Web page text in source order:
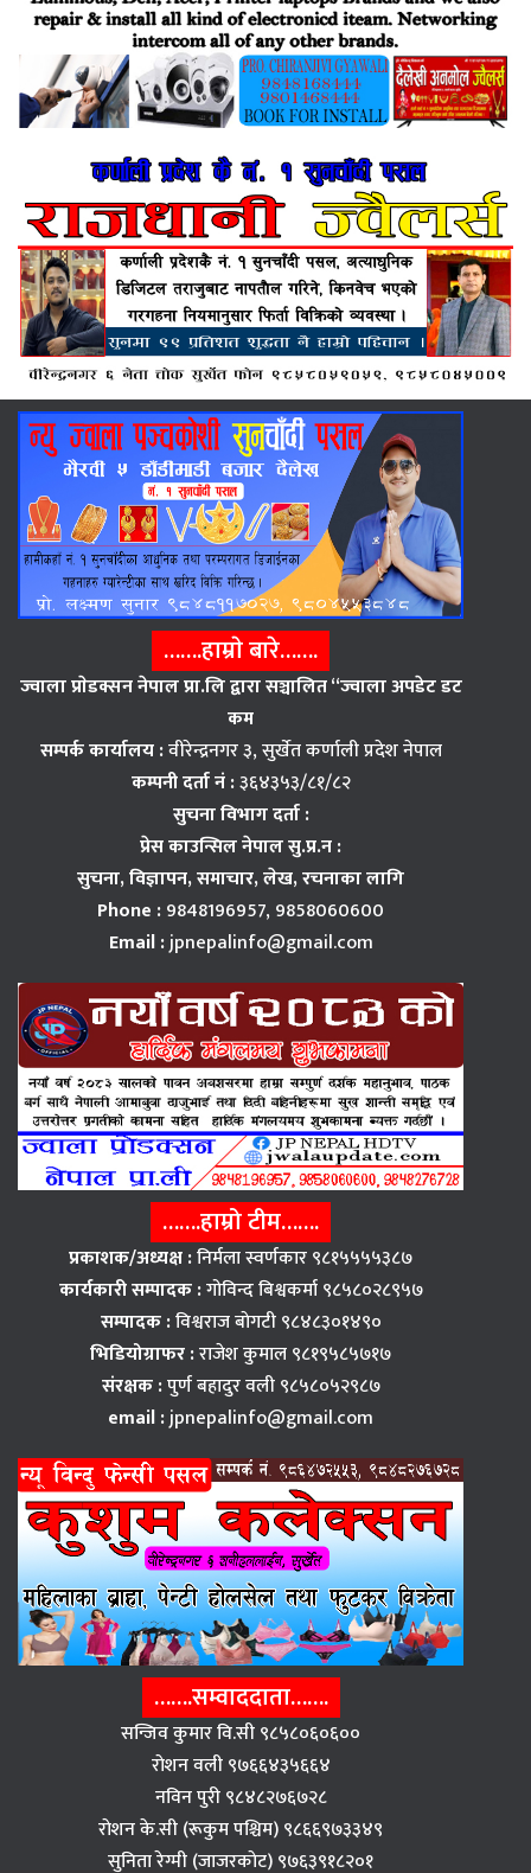
…….हाम्राे बारे…….
ज्वाला प्राेडक्सन नेपाल प्रा.लि द्वारा सञ्चालित “ज्वाला अपडेट डट
कम
सम्पर्क कार्यालय :वीरेन्द्रनगर ३, सुर्खेत कर्णाली प्रदेश नेपाल
कम्पनी दर्ता नं :३६४३५३/८१/८२
सुचना विभाग दर्ता :
प्रेस काउन्सिल नेपाल सु.प्र.न :
सुचना, विज्ञापन,समाचार, लेख, रचनाका लागि
Phone :9848196957, 9858060600
Email :jpnepalinfo@gmail.com
…….हाम्रो टीम…….
प्रकाशक/अध्यक्ष :निर्मला स्वर्णकार ९८१५५५५३८७
कार्यकारी सम्पादक :गोविन्द बिश्वकर्मा ९८५८०२८९५७
सम्पादक :विश्वराज बाेगटी ९८४८३०१४९०
भिडियोग्राफर :राजेश कुमाल ९८१९५८५७१७
संरक्षक :पुर्ण बहादुर वली ९८५८०५२९८७
email :jpnepalinfo@gmail.com
…….सम्वाददाता…….
सन्जिव कुमार वि.सी ९८५८०६०६००
राेशन वली ९७६६४३५६६४
नविन पुरी ९८४८२७६७२८
राेशन के.सी (रूकुम पश्चिम) ९८६६९७३३४९
सुनिता रेग्मी (जाजरकाेट) ९७६३९१८२०१